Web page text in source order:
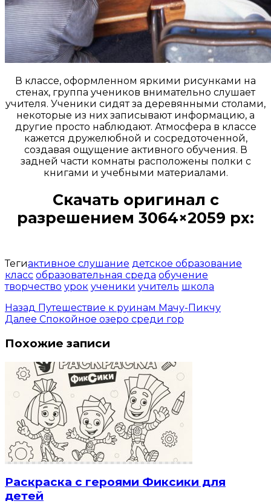
В классе, оформленном яркими рисунками на
стенах, группа учеников внимательно слушает
учителя. Ученики сидят за деревянными столами,
некоторые из них записывают информацию, а
другие просто наблюдают. Атмосфера в классе
кажется дружелюбной и сосредоточенной,
создавая ощущение активного обучения. В
задней части комнаты расположены полки с
книгами и учебными материалами.
Скачать оригинал с
разрешением 3064×2059 px:
Тегиактивное слушание детское образование
класс образовательная среда обучение
творчество урок ученики учитель школа
Назад Путешествие к руинам Мачу-Пикчу
Далее Спокойное озеро среди гор
Похожие записи
Раскраска с героями Фиксики для
детей